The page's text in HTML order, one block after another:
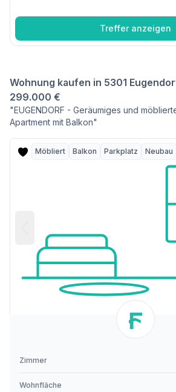
Treffer anzeigen
Wohnung kaufen in 5301
299.000 €
"EUGENDORF - Geräumiges und
Apartment mit Balkon"
Möbliert Balkon Parkplatz Neubau
Zimmer
Wohnfläche